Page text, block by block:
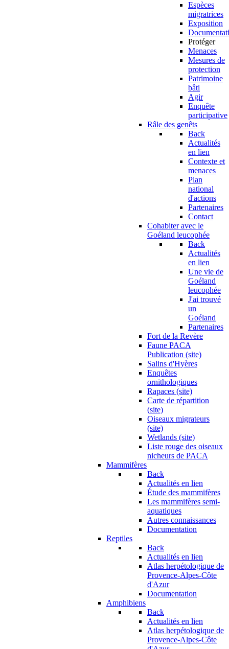
Espèces
migratrices
Exposition
Protéger
Menaces
Mesures de
protection
Patrimoine
bâti
Agir
Enquête
participative
Râle des genêts
Back
Actualités
en lien
Contexte et
menaces
Plan
national
d'actions
Partenaires
Contact
Cohabiter avec le
Goéland leucophée
Back
Actualités
en lien
Une vie de
Goéland
leucophée
J'ai trouvé
un
Goéland
Partenaires
Fort de la Revère
Faune PACA
Publication (site)
Salins d'Hyères
Enquêtes
ornithologiques
Rapaces (site)
Carte de répartition
(site)
Oiseaux migrateurs
(site)
Wetlands (site)
Liste rouge des oiseaux
nicheurs de PACA
Mammifères
Back
Actualités en lien
Étude des mammifères
Les mammifères semi-
aquatiques
Autres connaissances
Documentation
Reptiles
Back
Actualités en lien
Atlas herpétologique de
Provence-Alpes-Côte
d'Azur
Documentation
Amphibiens
Back
Actualités en lien
Atlas herpétologique de
Provence-Alpes-Côte